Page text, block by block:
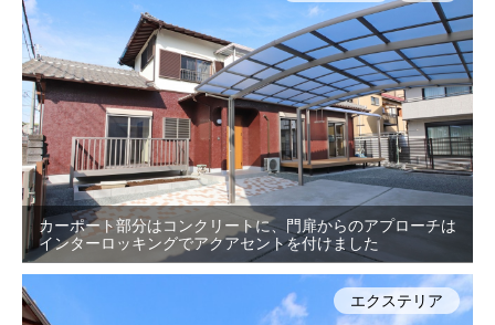
カーポート部分はコンクリートに、門扉からのアプローチは
インターロッキングでアクアセントを付けました
エクステリア